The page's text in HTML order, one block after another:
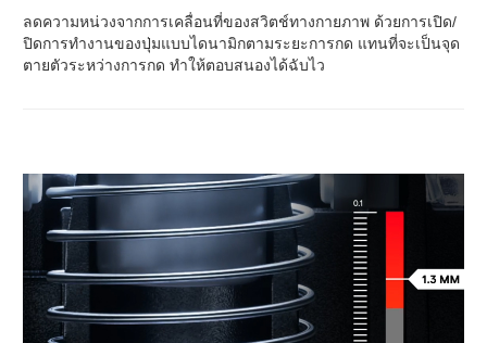
ลดความหน่วงจากการเคลื่อนที่ของสวิตช์ทางกายภาพ ด้วยการเปิด/
ปิดการทำงานของปุ่มแบบไดนามิกตามระยะการกด แทนที่จะเป็นจุด
ตายตัวระหว่างการกด ทำให้ตอบสนองได้ฉับไว